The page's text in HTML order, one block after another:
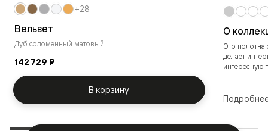
Вельвет
Дуб соломенный матовый
142 729 ₽
+28
В корзину
О
Это
делает
интересную